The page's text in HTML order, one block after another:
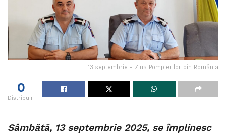
13 septembrie - Ziua Pompierilor din România
0
Distribuiri
Sâmbătă, 13 septembrie 2025, se împlinesc